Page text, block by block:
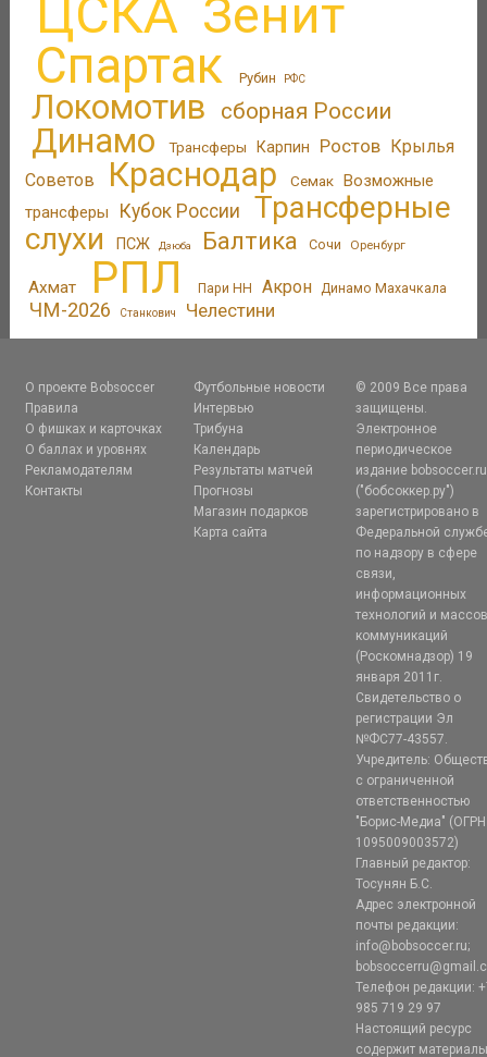
ЦСКА Зенит
Спартак Рубин РФС
Локомотив сборная России
Динамо Трансферы Карпин Ростов
Крылья
Советов
Краснодар Семак Возможные
трансферы
Кубок России
Трансферные
слухи
ПСЖ Дзюба Балтика Сочи Оренбург
Ахмат РПЛ Пари НН Акрон Динамо Махачкала
ЧМ-2026 Станкович Челестини
О проекте Bobsoccer
Правила
О фишках и карточках
О баллах и уровнях
Рекламодателям
Контакты
Футбольные новости
Интервью
Трибуна
Календарь
Результаты матчей
Прогнозы
Магазин подарков
Карта сайта
© 2009 Все права
защищены.
Электронное
периодическое
издание bobsoccer.ru
("бобсоккер.ру")
зарегистрировано в
Федеральной
по надзору в сфере
связи,
информационных
технологий и
коммуникаций
(Роскомнадзор) 19
января 2011г.
Свидетельство о
регистрации Эл
№ФС77-43557.
Учредитель:
с ограниченной
ответственностью
"Борис-Медиа" (ОГРН
1095009003572)
Главный редактор:
Тосунян Б.С.
Адрес электронной
почты редакции:
info@bobsoccer.ru;
Телефон редакции:
985 719 29 97
Настоящий ресурс
содержит